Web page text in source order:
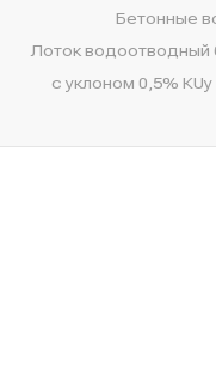
Бетонные
Лоток водоотводный
с уклоном 0,5%